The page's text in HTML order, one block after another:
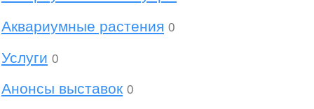
Аквариумные растения 0
Услуги 0
Анонсы выставок 0